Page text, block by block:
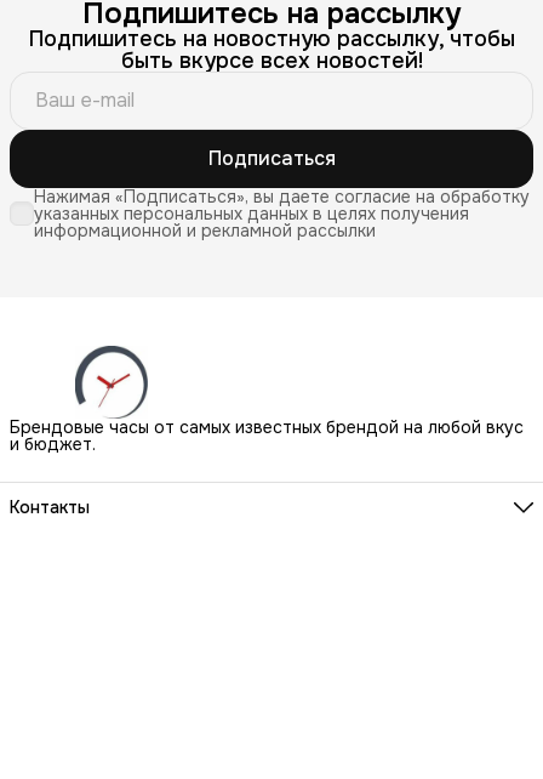
Подпишитесь на рассылку
Подпишитесь на новостную рассылку, чтобы
быть вкурсе всех новостей!
Подписаться
Нажимая «Подписаться», вы даете согласие на обработку
указанных персональных данных в целях получения
информационной и рекламной рассылки
Брендовые часы от самых известных брендой на любой вкус
и бюджет.
Контакты